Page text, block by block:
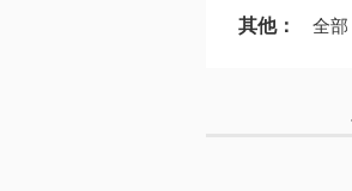
其他：
全部